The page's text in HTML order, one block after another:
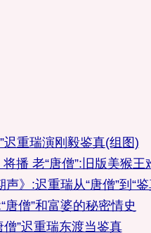
迟重瑞演刚毅鉴真(组图)
将播 老“唐僧”:旧版美猴王
声》:迟重瑞从“唐僧”到“鉴
唐僧”和富婆的秘密情史
僧”迟重瑞东渡当鉴真